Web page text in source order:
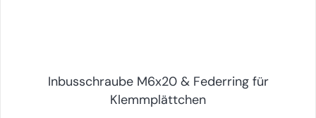
Inbusschraube M6x20 & Federring für
Klemmplättchen